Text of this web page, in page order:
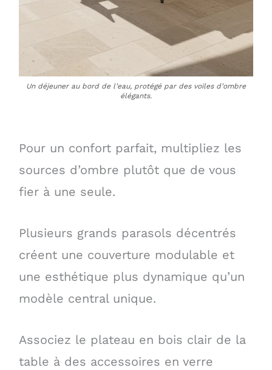
Un déjeuner au bord de l’eau, protégé par des voiles d’ombre
élégants.
Pour un confort parfait, multipliez les
sources d’ombre plutôt que de vous
fier à une seule.
Plusieurs grands parasols décentrés
créent une couverture modulable et
une esthétique plus dynamique qu’un
modèle central unique.
Associez le plateau en bois clair de la
table à des accessoires en verre